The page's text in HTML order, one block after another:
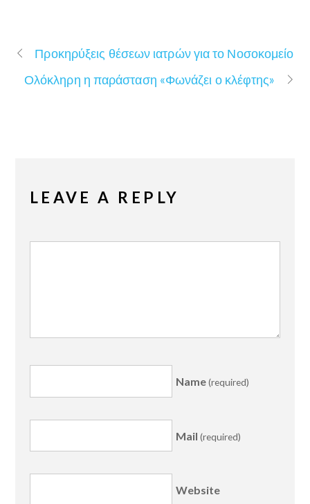
Προκηρύξεις θέσεων ιατρών για το Νοσοκομείο
Ολόκληρη η παράσταση «Φωνάζει ο κλέφτης»
LEAVE A REPLY
Name(required)
Mail (required)
Website